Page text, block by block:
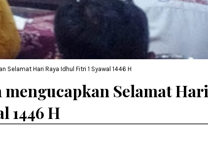
Selamat Hari Raya Idhul Fitri 1 Syawal 1446 H
mengucapkan Selamat Hari
1446 H